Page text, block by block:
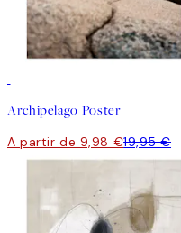
Archipelago Poster
A partir de 9,98 €19,95 €